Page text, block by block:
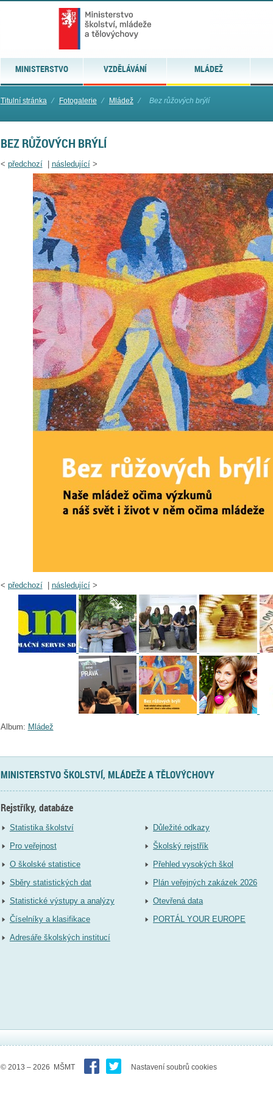
MINISTERSTVO VZDĚLÁVÁNÍ MLÁDEŽ
Titulní stránka ⁄ Fotogalerie ⁄ Mládež ⁄ Bez růžových brýlí
BEZ RŮŽOVÝCH BRÝLÍ
< předchozí| následující>
< předchozí| následující>
Album: Mládež
MINISTERSTVO ŠKOLSTVÍ, MLÁDEŽE A TĚLOVÝCHOVY
Rejstříky, databáze
Statistika školství
Pro veřejnost
O školské statistice
Sběry statistických dat
Statistické výstupy a analýzy
Číselníky a klasifikace
Adresáře školských institucí
Důležité odkazy
Školský rejstřík
Přehled vysokých škol
Plán veřejných zakázek 2026
Otevřená data
PORTÁL YOUR EUROPE
© 2013 – 2026 MŠMT Nastavení soubrů cookies